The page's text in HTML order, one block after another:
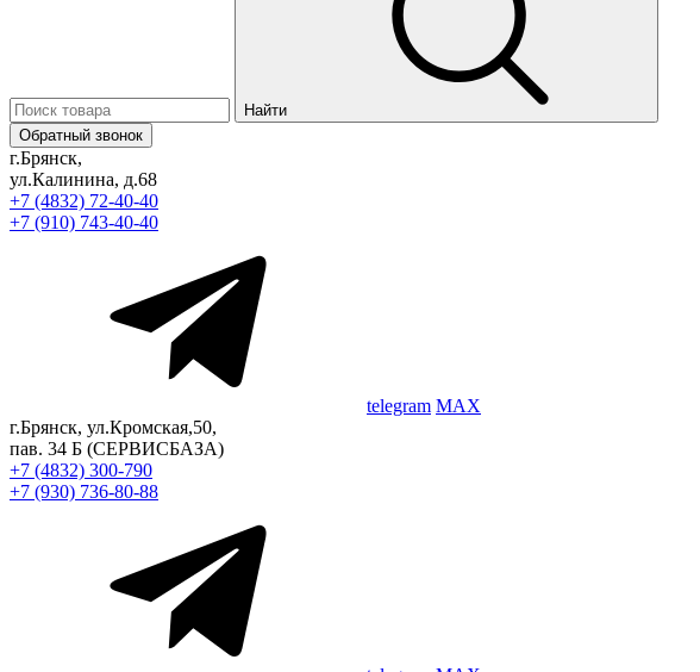
Найти
Обратный звонок
г.Брянск,
ул.Калинина, д.68
+7 (4832) 72-40-40
+7 (910) 743-40-40
telegram MAX
г.Брянск, ул.Кромская,50,
пав. 34 Б (СЕРВИСБАЗА)
+7 (4832) 300-790
+7 (930) 736-80-88